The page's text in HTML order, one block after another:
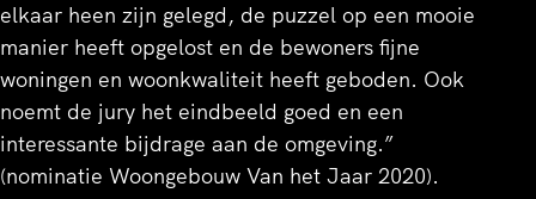
elkaar heen zijn gelegd, de puzzel op een mooie
manier heeft opgelost en de bewoners fijne
woningen en woonkwaliteit heeft geboden. Ook
noemt de jury het eindbeeld goed en een
interessante bijdrage aan de omgeving.”
(nominatie Woongebouw Van het Jaar 2020).